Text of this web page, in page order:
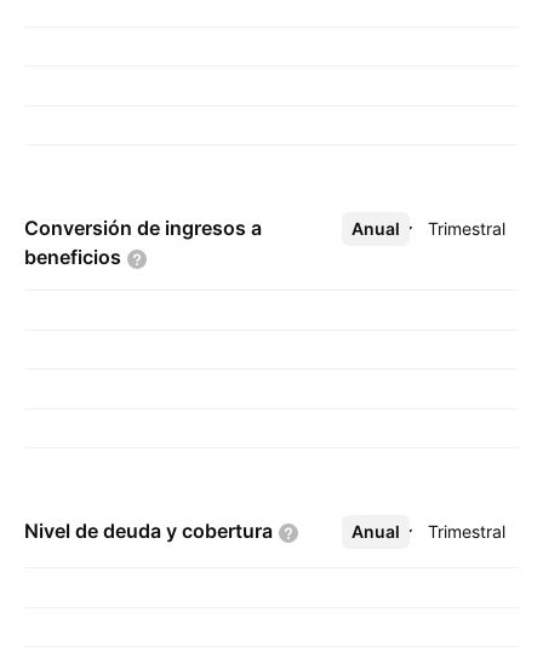
Conversión de ingresos a
beneficios
Anual Trimestral
Más
Nivel de deuda y cobertura Anual Trimestral
Más